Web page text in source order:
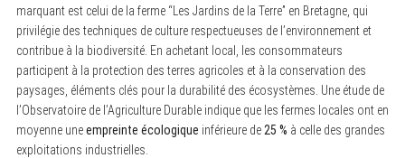
marquant est celui de la ferme “Les Jardins de la Terre” en Bretagne, qui
privilégie des techniques de culture respectueuses de l’environnement et
contribue à la biodiversité. En achetant local, les consommateurs
participent à la protection des terres agricoles et à la conservation des
paysages, éléments clés pour la durabilité des écosystèmes. Une étude de
l’Observatoire de l’Agriculture Durable indique que les fermes locales ont en
moyenne uneempreinte écologique inférieure de 25 % à celle des grandes
exploitations industrielles.